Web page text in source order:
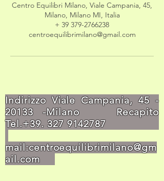
Centro Equilibri Milano, Viale Campania, 45,
Milano, Milano MI, Italia
+ 39 379-2766238
centroequilibrimilano@gmail.com
Indirizzo Viale Campania,45 -
20133-Milano Recapito
Tel.+39. 327 9142787
mail:centroequilibrimilano@gm
ail.com